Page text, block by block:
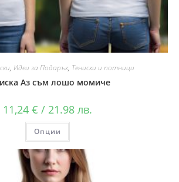
, Идеи за Подарък, Тениски и потници
Аз съм лошо момиче
11,24 € / 21.98 лв.
Опции